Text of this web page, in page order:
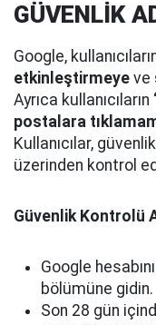
GÜVENLİK
Google,
etkinleştirmeye ve
Ayrıca kullanıcıların
postalara
Kullanıcılar,
üzerinden kontrol
Güvenlik Kontrolü
Google
bölümüne gidin.
Son 28 gün